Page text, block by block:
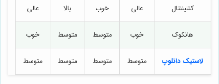
کنتیننتال عالی خوب بالا عالی
هانکوک خوب متوسط متوسط خوب
لاستیک دانلوپ متوسط متوسط متوسط متوسط